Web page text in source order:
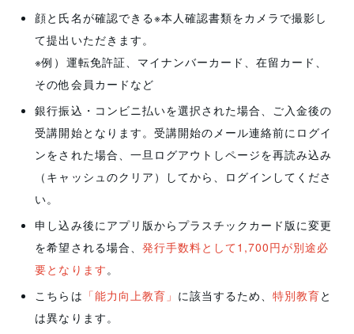
顔と氏名が確認できる※本人確認書類をカメラで撮影し
て提出いただきます。
※例）運転免許証、マイナンバーカード、在留カード、
その他会員カードなど
銀行振込・コンビニ払いを選択された場合、ご入金後の
受講開始となります。受講開始のメール連絡前にログイ
ンをされた場合、一旦ログアウトしページを再読み込み
（キャッシュのクリア）してから、ログインしてくださ
い。
申し込み後にアプリ版からプラスチックカード版に変更
を希望される場合、 発行手数料として1,700円が別途必
要となります 。
こちらは 「能力向上教育」 に該当するため、特別教育と
は異なります。